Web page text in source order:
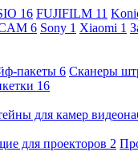
16 FUJIFILM 11
6 Sony 1 Xiaomi 1
пакеты 6 Сканеры
16
для камер
для проекторов 2